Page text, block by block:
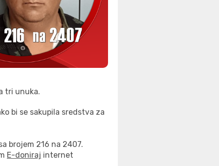
tri unuka.
bi se sakupila sredstva za
brojem 216 na 2407.
E-doniraj internet